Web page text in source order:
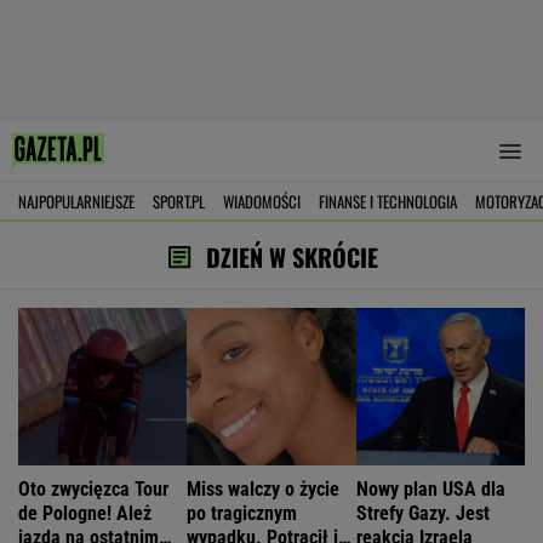
NAJPOPULARNIEJSZE SPORT.PL WIADOMOŚCI FINANSE I TECHNOLOGIA
DZIEŃ W SKRÓCIE
Oto zwycięzca Tour
de Pologne! Ależ
jazda na ostatnim
Miss walczy o życie
po tragicznym
wypadku. Potrącił ją
Nowy plan USA dla
Strefy Gazy. Jest
reakcja Izraela